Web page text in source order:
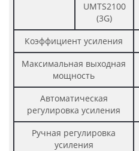
UMTS2100
(3G)
Коэффициент усиления
Максимальная выходная
мощность
Автоматическая
регулировка усиления
Ручная регулировка
усиления